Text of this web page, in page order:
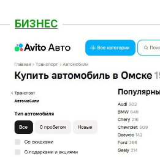
БИЗНЕС